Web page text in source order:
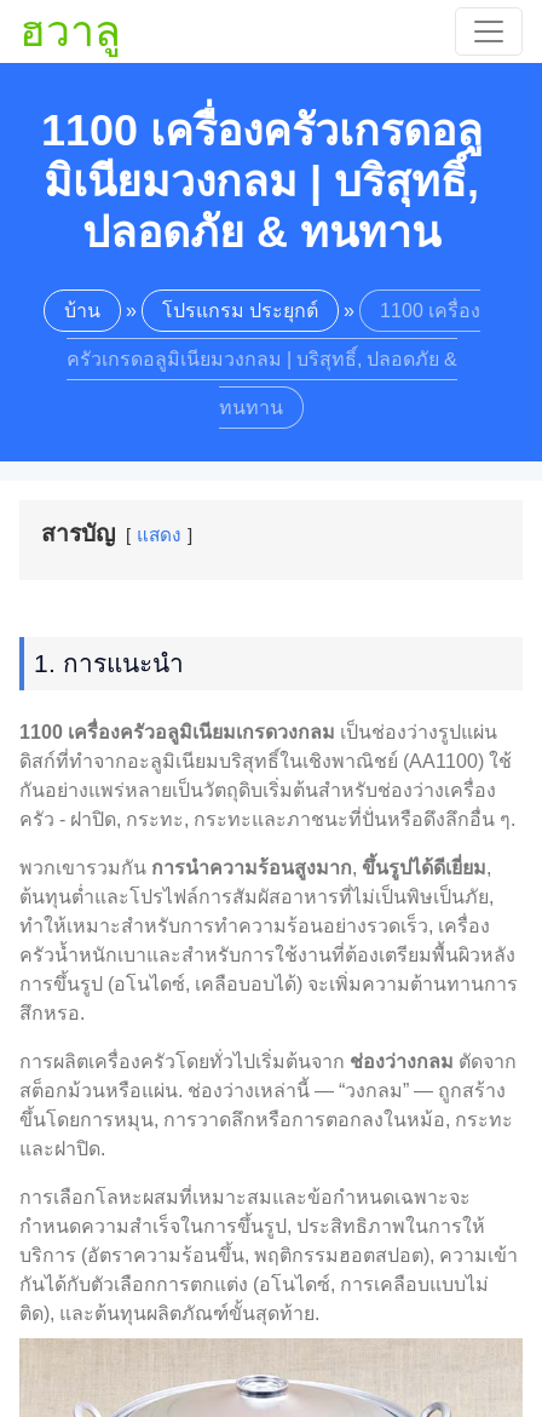
ฮวาลู
1100 เครื่องครัวเกรดอลู
มิเนียมวงกลม | บริสุทธิ์,
ปลอดภัย & ทนทาน
บ้าน » โปรแกรม ประยุกต์ » 1100 เครื่อง
ครัวเกรดอลูมิเนียมวงกลม | บริสุทธิ์, ปลอดภัย &
ทนทาน
สารบัญ แสดง
1. การแนะนำ
1100 เครื่องครัวอลูมิเนียมเกรดวงกลม เป็นช่องว่างรูปแผ่น
ดิสก์ที่ทำจากอะลูมิเนียมบริสุทธิ์ในเชิงพาณิชย์ (AA1100) ใช้
กันอย่างแพร่หลายเป็นวัตถุดิบเริ่มต้นสำหรับช่องว่างเครื่อง
ครัว - ฝาปิด, กระทะ, กระทะและภาชนะที่ปั่นหรือดึงลึกอื่น ๆ.
พวกเขารวมกัน การนำความร้อนสูงมาก, ขึ้นรูปได้ดีเยี่ยม,
ต้นทุนต่ำและโปรไฟล์การสัมผัสอาหารที่ไม่เป็นพิษเป็นภัย,
ทำให้เหมาะสำหรับการทำความร้อนอย่างรวดเร็ว, เครื่อง
ครัวน้ำหนักเบาและสำหรับการใช้งานที่ต้องเตรียมพื้นผิวหลัง
การขึ้นรูป (อโนไดซ์, เคลือบอบได้) จะเพิ่มความต้านทานการ
สึกหรอ.
การผลิตเครื่องครัวโดยทั่วไปเริ่มต้นจาก ช่องว่างกลม ตัดจาก
สต็อกม้วนหรือแผ่น. ช่องว่างเหล่านี้ — “วงกลม” — ถูกสร้าง
ขึ้นโดยการหมุน, การวาดลึกหรือการตอกลงในหม้อ, กระทะ
และฝาปิด.
การเลือกโลหะผสมที่เหมาะสมและข้อกำหนดเฉพาะจะ
กำหนดความสำเร็จในการขึ้นรูป, ประสิทธิภาพในการให้
บริการ (อัตราความร้อนขึ้น, พฤติกรรมฮอตสปอต), ความเข้า
กันได้กับตัวเลือกการตกแต่ง (อโนไดซ์, การเคลือบแบบไม่
ติด), และต้นทุนผลิตภัณฑ์ขั้นสุดท้าย.